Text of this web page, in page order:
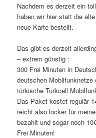
Nachdem es derzeit ein
haben wir hier statt die
neue Karte bestellt.
Das gibt es derzeit
– extrem günstig :
300 Frei Minuten in
deutschen
türkische Turkcell
Das Paket kostet regulär
reicht also locker für
bezahlt und sogar noch
Frei Minuten!